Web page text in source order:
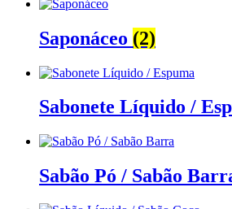
Saponáceo (2)
Sabonete Líquido /
Sabão Pó / Sabão